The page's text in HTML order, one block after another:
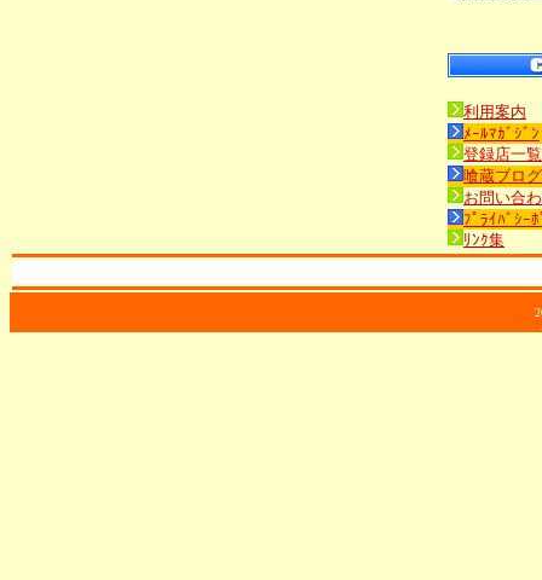
利用案内
ﾒｰﾙﾏｶﾞｼﾞﾝ
登録店一覧
喰蔵ブログ
お問い合
ﾌﾟﾗｲﾊﾞｼｰ
ﾘﾝｸ集